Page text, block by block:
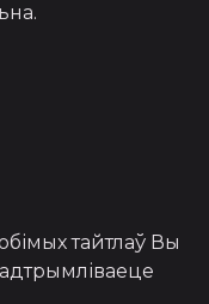
тайтлаў Вы